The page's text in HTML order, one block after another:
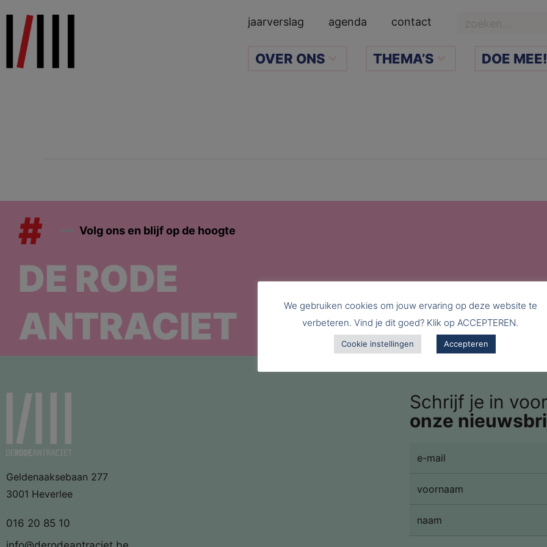
inhoud
jaarverslag agenda contact
OVER ONS THEMA’S DOE MEE!
# Volg ons en blijf op de hoogte
DE RODE
ANTRACIET
Geldenaaksebaan 277
3001 Heverlee
016 20 85 10
Schrijf je in
onze
We gebruiken cookies om jouw ervaring op deze website te
verbeteren. Vind je dit goed? Klik op ACCEPTEREN.
Cookie instellingen Accepteren